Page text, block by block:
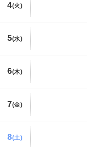
4(火)
5(水)
6(木)
7(金)
8(土)